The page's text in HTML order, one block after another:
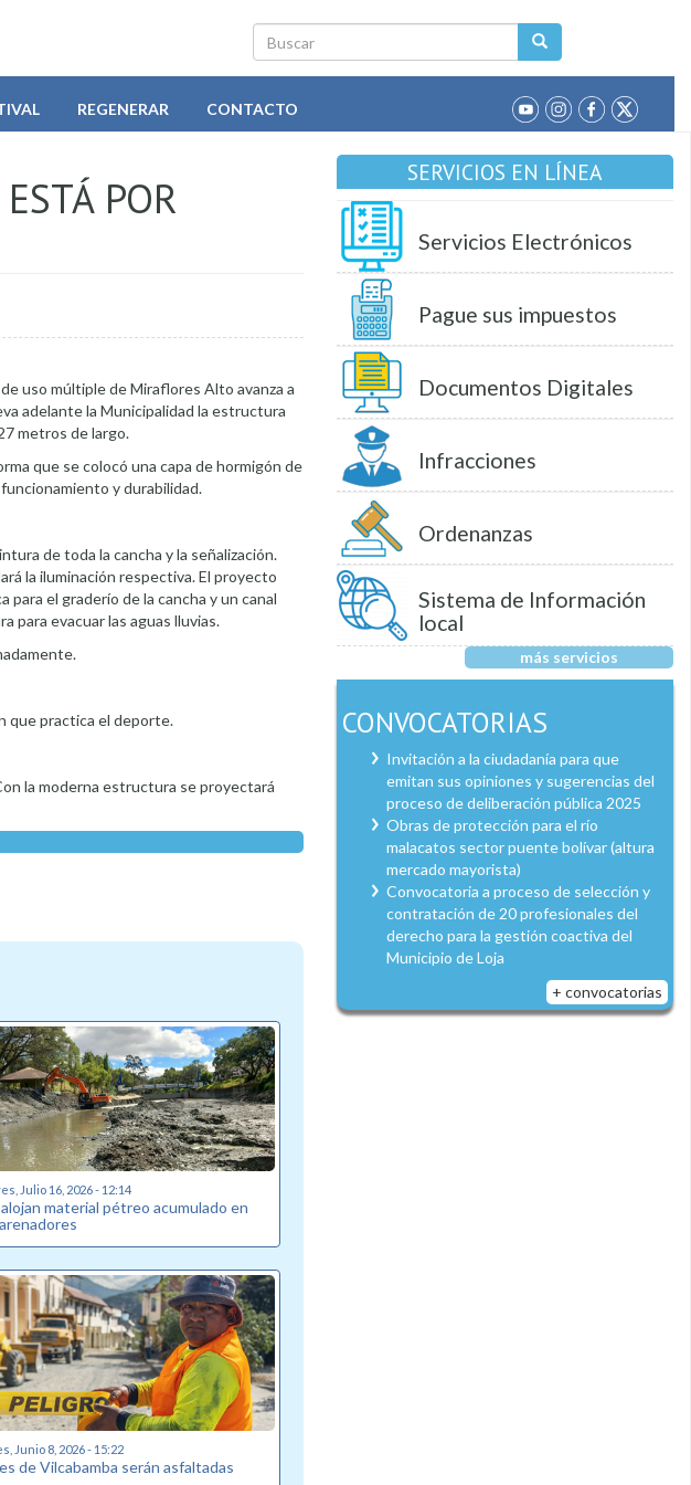
Buscar
REGENERAR CONTACTO
POR
uso múltiple de Miraflores Alto avanza a
adelante la Municipalidad la estructura
metros de largo.
que se colocó una capa de hormigón de
y durabilidad.
de toda la cancha y la señalización.
la iluminación respectiva. El proyecto
el graderío de la cancha y un canal
para evacuar las aguas lluvias.
que practica el deporte.
la moderna estructura se proyectará
Julio 16, 2026 - 12:14
material pétreo acumulado en
Junio 8, 2026 - 15:22
de Vilcabamba serán asfaltadas
SERVICIOS EN LÍNEA
Servicios Electrónicos
Pague sus impuestos
Documentos Digitales
Infracciones
Ordenanzas
Sistema de Información
local
más servicios
CONVOCATORIAS
Invitación a la ciudadanía para que
emitan sus opiniones y sugerencias del
proceso de deliberación pública 2025
Obras de protección para el río
malacatos sector puente bolívar (altura
mercado mayorista)
Convocatoria a proceso de selección y
contratación de 20 profesionales del
derecho para la gestión coactiva del
Municipio de Loja
+ convocatorias